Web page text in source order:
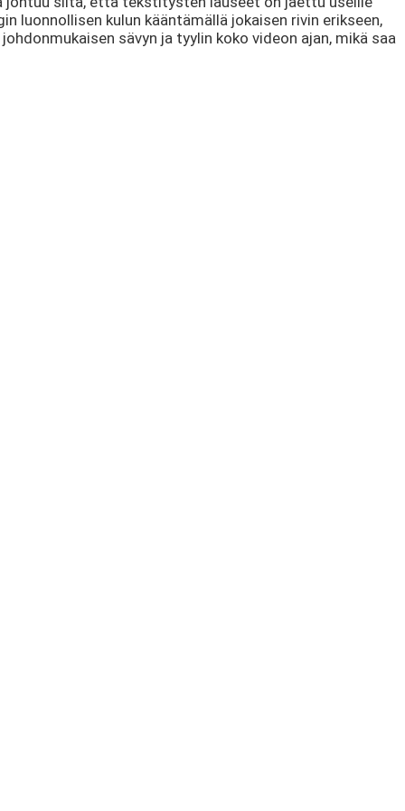
luonnollisen kulun kääntämällä jokaisen rivin erikseen,
sävyn ja tyylin koko videon ajan, mikä saa